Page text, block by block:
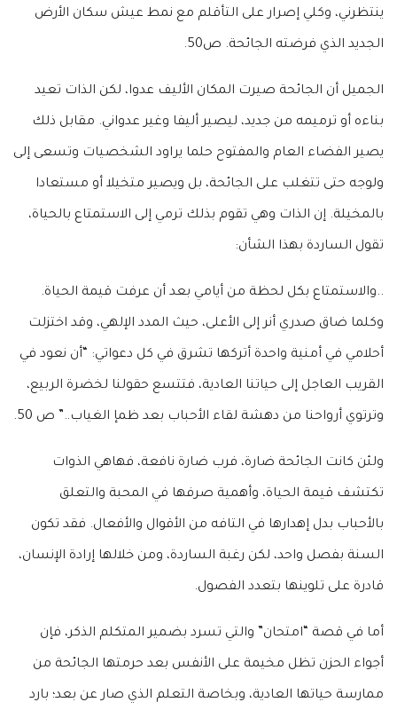
ينتظرني، وكلي إصرار على التأقلم مع نمط عيش سكان الأرض
الجديد الذي فرضته الجائحة. ص50.
الجميل أن الجائحة صيرت المكان الأليف عدوا، لكن الذات تعيد
بناءه أو ترميمه من جديد، ليصير أليفا وغير عدواني. مقابل ذلك
يصير الفضاء العام والمفتوح حلما يراود الشخصيات وتسعى إلى
ولوجه حتى تتغلب على الجائحة، بل ويصير متخيلا أو مستعادا
بالمخيلة. إن الذات وهي تقوم بذلك ترمي إلى الاستمتاع بالحياة،
تقول الساردة بهذا الشأن:
..والاستمتاع بكل لحظة من أيامي بعد أن عرفت قيمة الحياة.
وكلما ضاق صدري أنر إلى الأعلى، حيث المدد الإلهي، وقد اختزلت
أحلامي في أمنية واحدة أتركها تشرق في كل دعواتي: “أن نعود في
القريب العاجل إلى حياتنا العادية، فتتسع حقولنا لخضرة الربيع،
وترتوي أرواحنا من دهشة لقاء الأحباب بعد ظمإ الغياب..” ص 50.
ولئن كانت الجائحة ضارة، فرب ضارة نافعة، فهاهي الذوات
تكتشف قيمة الحياة، وأهمية صرفها في المحبة والتعلق
بالأحباب بدل إهدارها في التافه من الأقوال والأفعال. فقد تكون
السنة بفصل واحد، لكن رغبة الساردة، ومن خلالها إرادة الإنسان،
قادرة على تلوينها بتعدد الفصول.
أما في قصة “امتحان” والتي تسرد بضمير المتكلم الذكر، فإن
أجواء الحزن تظل مخيمة على الأنفس بعد حرمتها الجائحة من
ممارسة حياتها العادية، وبخاصة التعلم الذي صار عن بعد؛ بارد